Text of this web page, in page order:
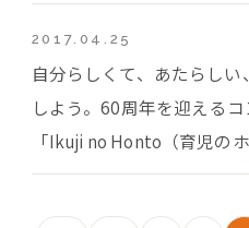
2017.04.25
自分らしくて、あたらし
しよう。60周年を迎える
「Ikuji no Honto（育児の